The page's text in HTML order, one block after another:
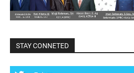
STAY CONNETED